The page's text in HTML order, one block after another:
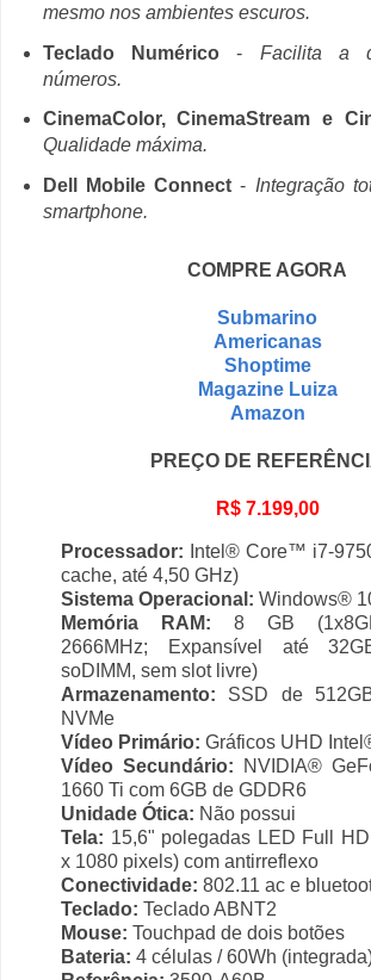
mesmo nos ambientes escuros.
Teclado Numérico- Facilita a
números.
CinemaColor, CinemaStream e
Qualidade máxima.
Dell Mobile Connect - Integração
smartphone.
COMPRE AGORA
Submarino
Americanas
Shoptime
Magazine Luiza
Amazon
PREÇO DE
R$ 7.199,00
Processador: Intel® Core™ i7-
cache, até 4,50 GHz)
Sistema Operacional: Windows®
Memória RAM: 8 GB
2666MHz; Expansível até
soDIMM, sem slot livre)
Armazenamento: SSD de
NVMe
Vídeo Primário: Gráficos UHD
Vídeo Secundário: NVIDIA®
1660 Ti com 6GB de GDDR6
Unidade Ótica: Não possui
Tela: 15,6" polegadas LED Full
x 1080 pixels) com antirreflexo
Conectividade: 802.11 ac e
Teclado: Teclado ABNT2
Mouse: Touchpad de dois botões
Bateria: 4 células / 60Wh